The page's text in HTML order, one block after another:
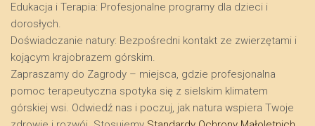
​Edukacja i Terapia: Profesjonalne programy dla dzieci i
dorosłych.
​Doświadczanie natury: Bezpośredni kontakt ze zwierzętami i
kojącym krajobrazem górskim.
​Zapraszamy do Zagrody – miejsca, gdzie profesjonalna
pomoc terapeutyczna spotyka się z sielskim klimatem
górskiej wsi. Odwiedź nas i poczuj, jak natura wspiera Twoje